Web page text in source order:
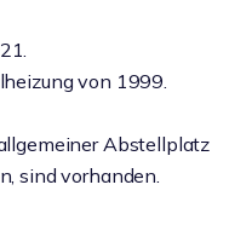
von 1999.
Abstellplatz
sind vorhanden.